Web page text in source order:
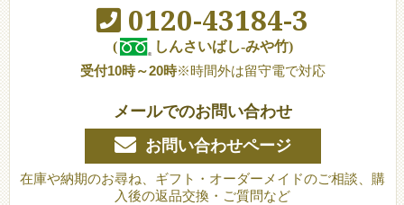
0120-43184-3
(
しんさいばし-みや竹)
受付10時～20時※時間外は留守電で対応
メールでのお問い合わせ
お問い合わせページ
在庫や納期のお尋ね、ギフト・オーダーメイドのご相談、購
入後の返品交換・ご質問など